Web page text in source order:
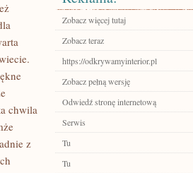
chwila
z
Zobacz więcej tutaj
Zobacz teraz
https://odkrywamyinterior.pl
Zobacz pełną wersję
Odwiedź stronę internetową
Serwis
Tu
Tu